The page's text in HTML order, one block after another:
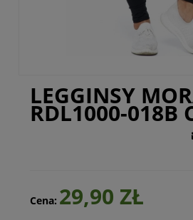
LEGGINSY
RDL1000-018B
Cena: 29,90 ZŁ